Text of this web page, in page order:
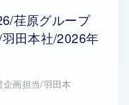
荏原グループ
田本社/2026年
画担当/羽田本